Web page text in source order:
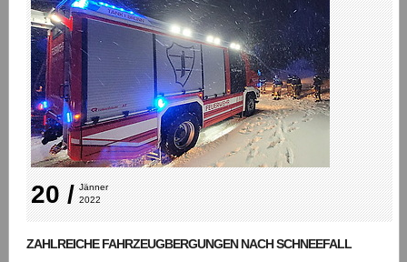
20 / Jänner
2022
ZAHLREICHE FAHRZEUGBERGUNGEN NACH SCHNEEFALL